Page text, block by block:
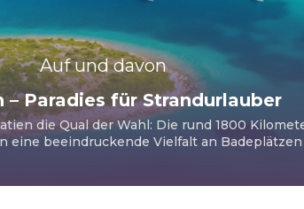
Auf und davon
– Paradies für Strandurlauber
die Qual der Wahl: Die rund 1800
eine beeindruckende Vielfalt an Badeplätzen